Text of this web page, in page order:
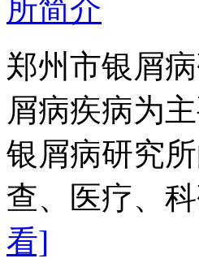
郑州市银屑
屑病疾病为
银屑病研究
查、医疗、
看]